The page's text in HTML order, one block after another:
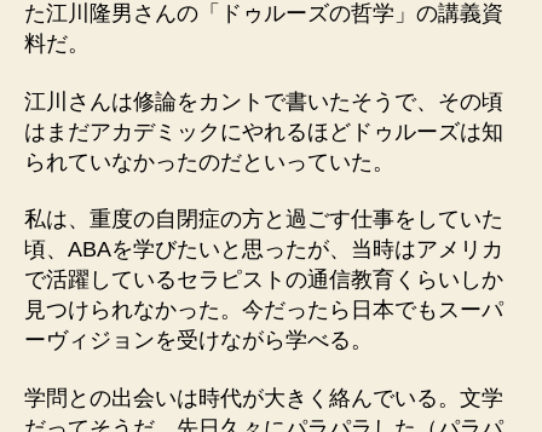
た江川隆男さんの「ドゥルーズの哲学」の講義資
料だ。
江川さんは修論をカントで書いたそうで、その頃
はまだアカデミックにやれるほどドゥルーズは知
られていなかったのだといっていた。
私は、重度の自閉症の方と過ごす仕事をしていた
頃、ABAを学びたいと思ったが、当時はアメリカ
で活躍しているセラピストの通信教育くらいしか
見つけられなかった。今だったら日本でもスーパ
ーヴィジョンを受けながら学べる。
学問との出会いは時代が大きく絡んでいる。文学